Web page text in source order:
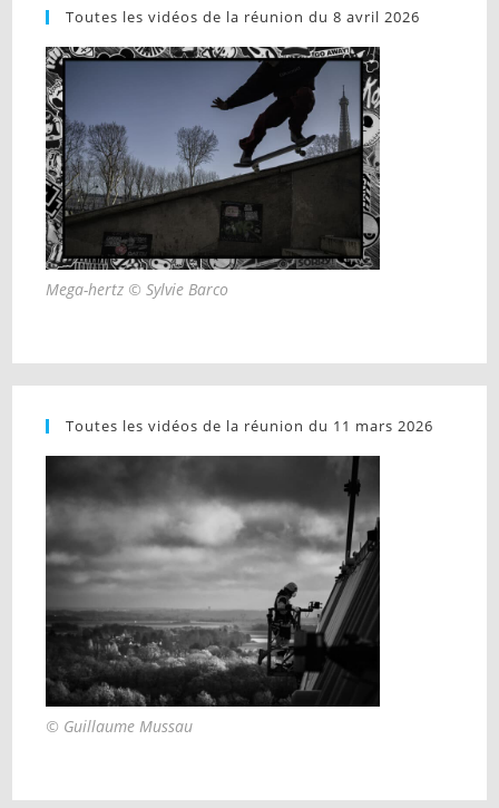
Toutes les vidéos de la réunion du 8 avril 2026
Mega-hertz © Sylvie Barco
Toutes les vidéos de la réunion du 11 mars 2026
© Guillaume Mussau